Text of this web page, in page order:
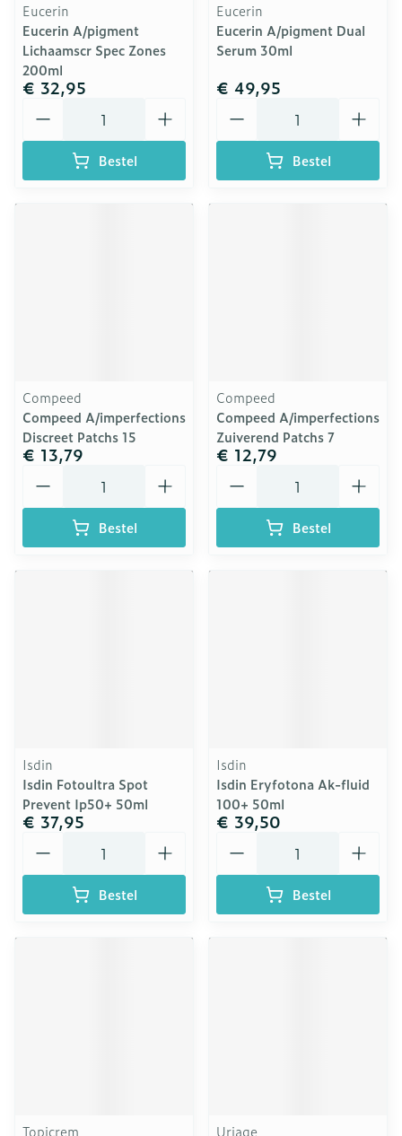
Eucerin
Eucerin A/pigment
Lichaamscr Spec Zones
200ml
€ 32,95
Bestel
Eucerin
Eucerin A/pigment Dual
Serum 30ml
€ 49,95
Bestel
Compeed
Compeed A/imperfections
Discreet Patchs 15
€ 13,79
Bestel
Compeed
Compeed A/imperfections
Zuiverend Patchs 7
€ 12,79
Bestel
Isdin
Isdin Fotoultra Spot
Prevent Ip50+ 50ml
€ 37,95
Bestel
Isdin
Isdin Eryfotona Ak-fluid
100+ 50ml
€ 39,50
Bestel
Topicrem Uriage